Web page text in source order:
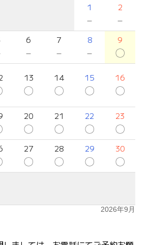
1
－
2
－
6
－
7
－
8
－
9
〇
13
〇
14
〇
15
〇
16
〇
20
〇
21
〇
22
〇
23
〇
27
〇
28
〇
29
〇
30
〇
2026年9月